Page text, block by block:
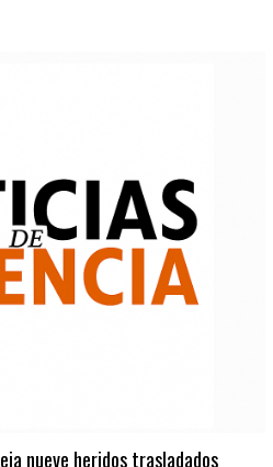
nueve heridos trasladados